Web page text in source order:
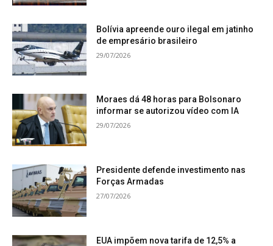
Bolívia apreende ouro ilegal em jatinho
de empresário brasileiro
29/07/2026
Moraes dá 48 horas para Bolsonaro
informar se autorizou vídeo com IA
29/07/2026
Presidente defende investimento nas
Forças Armadas
27/07/2026
EUA impõem nova tarifa de 12,5% a